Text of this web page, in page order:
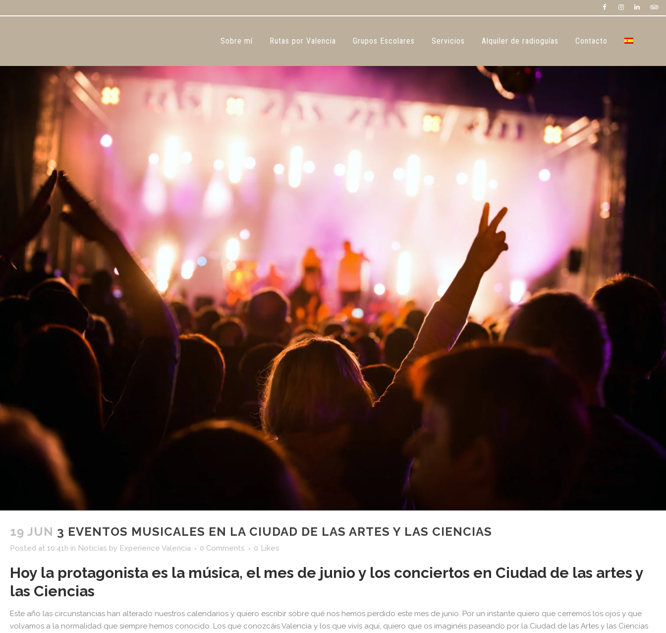
Sobre mí Rutas por Valencia Grupos Escolares Servicios Alquiler de radioguías Contacto
19 JUN 3 EVENTOS MUSICALES EN LA CIUDAD DE LAS ARTES Y LAS CIENCIAS
Posted at 10:41h in Noticias by Experience Valencia 0 Comments 0 Likes
Hoy la protagonista es la música, el mes de junio y los conciertos en Ciudad de las artes y
las Ciencias
Este año las circunstancias han alterado nuestros calendarios y quiero escribir sobre qué nos hemos perdido este mes de junio. Por un instante quiero que cerremos los ojos y que
volvamos a la normalidad que siempre hemos conocido. Los que conozcáis Valencia y los que vivís aquí, quiero que os imaginéis paseando por la Ciudad de las Artes y las Ciencias